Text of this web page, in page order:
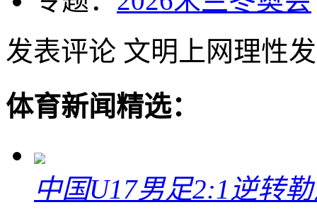
发表评论 文明上网理性
体育新闻精选：
中国U17男足2:1逆转